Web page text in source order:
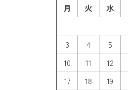
月 火 水
3
4 5
10
11 12
17
18 19